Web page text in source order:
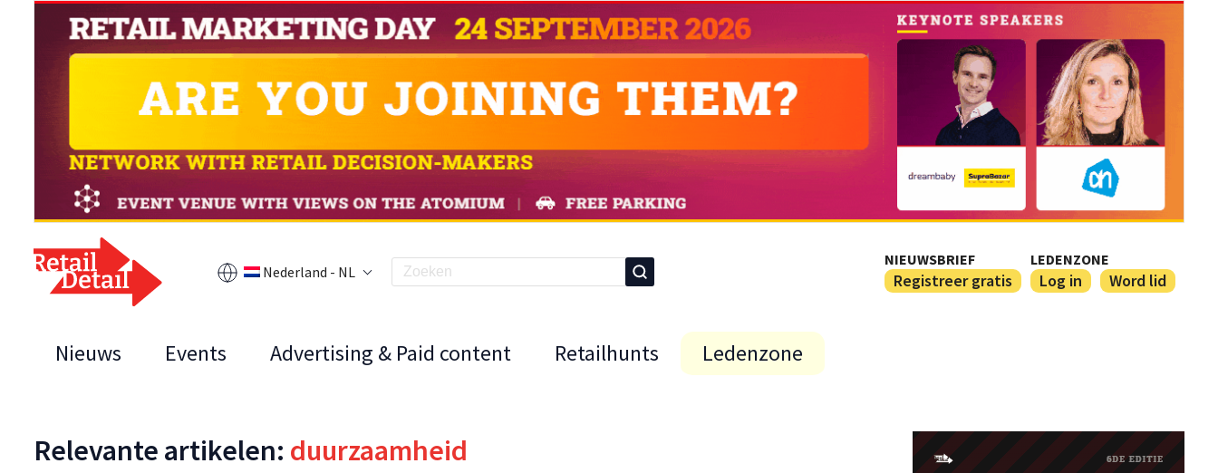
Nederland - NL
NIEUWSBRIEF
Registreer gratis
LEDENZONE
Log in Word lid
Nieuws Events Advertising & Paid content Retailhunts Ledenzone
Relevante artikelen: duurzaamheid